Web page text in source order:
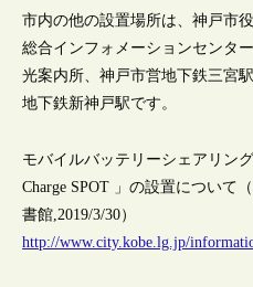
市内の他の設置場所は、神戸市
総合インフォメーションセンタ
光案内所、神戸市営地下鉄三宮
地下鉄新神戸駅です。
モバイルバッテリーシェアリン
Charge SPOT 」の設置について
書館,2019/3/30）
http://www.city.kobe.lg.jp/